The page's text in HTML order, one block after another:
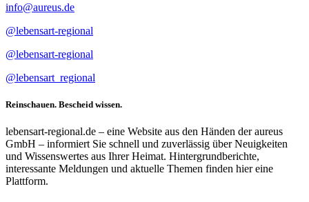
info@aureus.de
@lebensart-regional
@lebensart-regional
@lebensart_regional
Reinschauen. Bescheid wissen.
lebensart-regional.de – eine Website aus den Händen der aureus
GmbH – informiert Sie schnell und zuverlässig über Neuigkeiten
und Wissenswertes aus Ihrer Heimat. Hintergrundberichte,
interessante Meldungen und aktuelle Themen finden hier eine
Plattform.